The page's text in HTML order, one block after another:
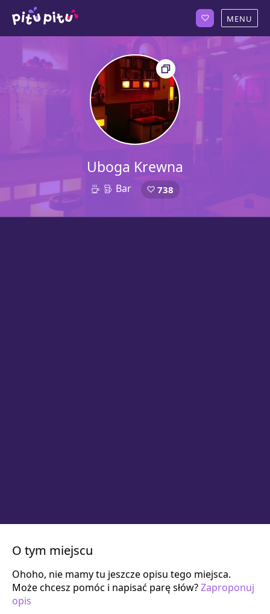
Uboga Krewna
42 Bar 738
O tym miejscu
Ohoho, nie mamy tu jeszcze opisu tego miejsca.
Może chcesz pomóc i napisać parę słów?Zaproponuj
opis